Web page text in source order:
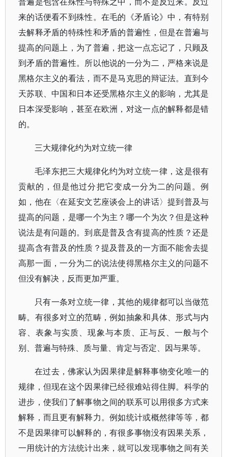
来的话便看不到殊性。在毛的《矛盾论》中，有特别
去解释矛盾的特殊性和矛盾的普遍性，但是在普遍与
提高的问题上，为了普遍，把这一点忘记了，只顾及
到矛盾的普遍性。所以他说的一分为二，严格来说是
黑格尔主义的看法，而不是马克思的辩证法。直到今
天苏联、中国和日本还受黑格尔主义的影响，尤其是
日本深受影响，甚至在欧洲，对这一点的解释都是错
的。
三大规律化约为对立统一律
毛泽东把三大规律化约为对立统一律，这是很有
贡献的，但是他过分把它变成一分为二的问题。例
如，他在〈在延安文艺座谈会上的讲话〉提到普及与
提高的问题，是哪一个为主？哪一个为次？但是这种
说法是有问题的。到底是普及含有提高的性质？还是
提高含有普及的性质？提及普及的一方面不能舍去提
高那一面，一分为二的说法使得黑格尔主义的问题不
但没有解决，反而更加严重。
只有一条对立统一律，其他的规律都可以当做范
畴。有很多对立的范畴，例如抽象和具体、形式与内
容、表象与实质、现象与本质、正与反、一般与个
别、普遍与特殊、质与量、肯定与否定、因与果等。
在过去，佛家认为因果律是解释事物变化唯一的
规律，但现在这个因果律已经很难站得住脚。科学的
进步，使我们了解事物之间的联系可以用很多方式来
解释，而且更有解释力。例如统计或概然律等等，都
不是因果律可以解释的，有很多事物没有因果关系，
一用统计的方法统计出来，就可以发现事物之间有关